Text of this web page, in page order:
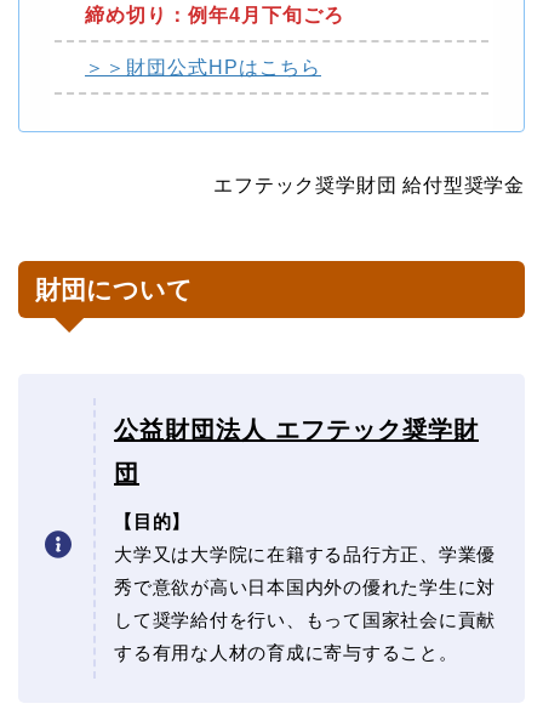
締め切り：例年4月下旬ごろ
＞＞財団公式HPはこちら
エフテック奨学財団 給付型奨学金
財団について
公益財団法人 エフテック奨学財
団
【目的】
大学又は大学院に在籍する品行方正、学業優
秀で意欲が高い日本国内外の優れた学生に対
して奨学給付を行い、もって国家社会に貢献
する有用な人材の育成に寄与すること。